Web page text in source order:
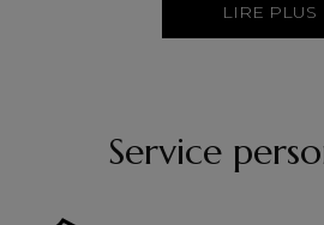
LIRE PLUS
Service